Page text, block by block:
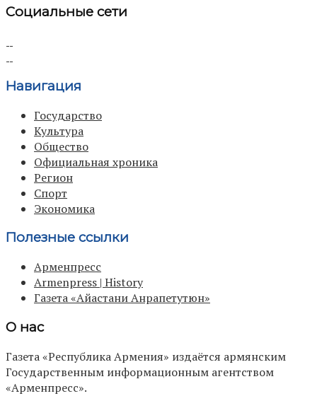
Социальные сети
Навигация
Государство
Культура
Общество
Официальная хроника
Регион
Спорт
Экономика
Полезные ссылки
Арменпресс
Armenpress | History
Газета «Айастани Анрапетутюн»
О нас
Газета «Республика Армения» издаётся армянским
Государственным информационным агентством
«Арменпресс».